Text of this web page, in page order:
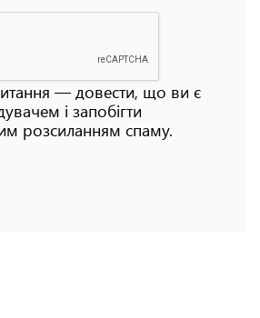
— довести, що ви є
і запобігти
розсиланням спаму.